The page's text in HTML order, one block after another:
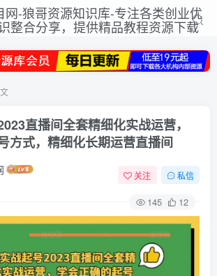
直播间全套精细化实战运营，
方式，精细化长期运营直播间
关注 私信
145 12